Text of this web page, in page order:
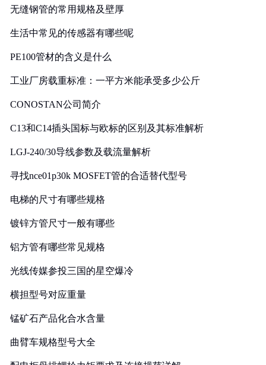
无缝钢管的常用规格及壁厚
生活中常见的传感器有哪些呢
PE100管材的含义是什么
工业厂房载重标准：一平方米能承受多少公斤
CONOSTAN公司简介
C13和C14插头国标与欧标的区别及其标准解析
LGJ-240/30导线参数及载流量解析
寻找nce01p30k MOSFET管的合适替代型号
电梯的尺寸有哪些规格
镀锌方管尺寸一般有哪些
铝方管有哪些常见规格
光线传媒参投三国的星空爆冷
横担型号对应重量
锰矿石产品化合水含量
曲臂车规格型号大全